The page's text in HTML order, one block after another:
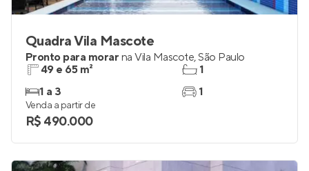
Quadra Vila Mascote
Pronto para morar na Vila Mascote,São Paulo
49 e 65 m²
1 a 3
1
1
Venda a partir de
R$ 490.000